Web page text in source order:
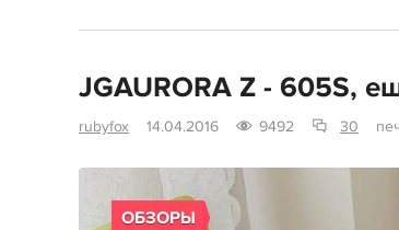
JGAURORA Z - 605S,
rubyfox 14.04.2016 9492 30
ОБЗОРЫ